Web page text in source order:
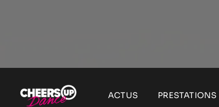
ACTUS PRESTATIONS